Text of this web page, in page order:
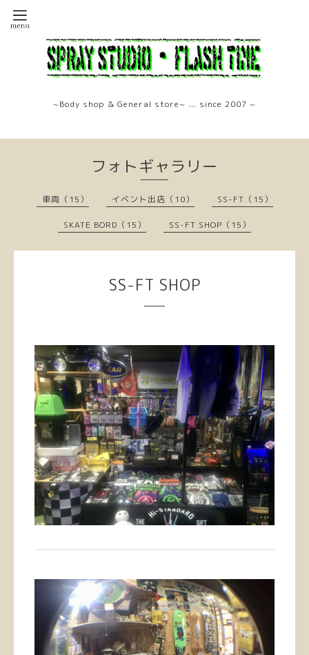
~Body shop & General store~ ... since 2007 ~
フォトギャラリー
車両（15） イベント出店（10） SS-FT（15）
SKATE BORD（15） SS-FT SHOP（15）
SS-FT SHOP